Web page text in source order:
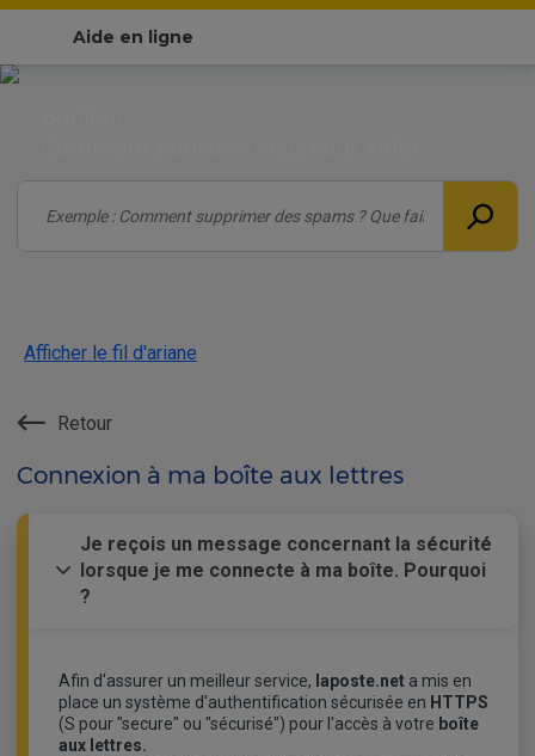
Aide en ligne
Afficher le fil d'ariane
Retour
Connexion à ma boîte aux lettres
Je reçois un message concernant la sécurité
lorsque je me connecte à ma boîte. Pourquoi
?
Afin d'assurer un meilleur service, laposte.net a mis en
place un système d'authentification sécurisée en HTTPS
(S pour "secure" ou "sécurisé") pour l'accès à votre boîte
aux lettres.